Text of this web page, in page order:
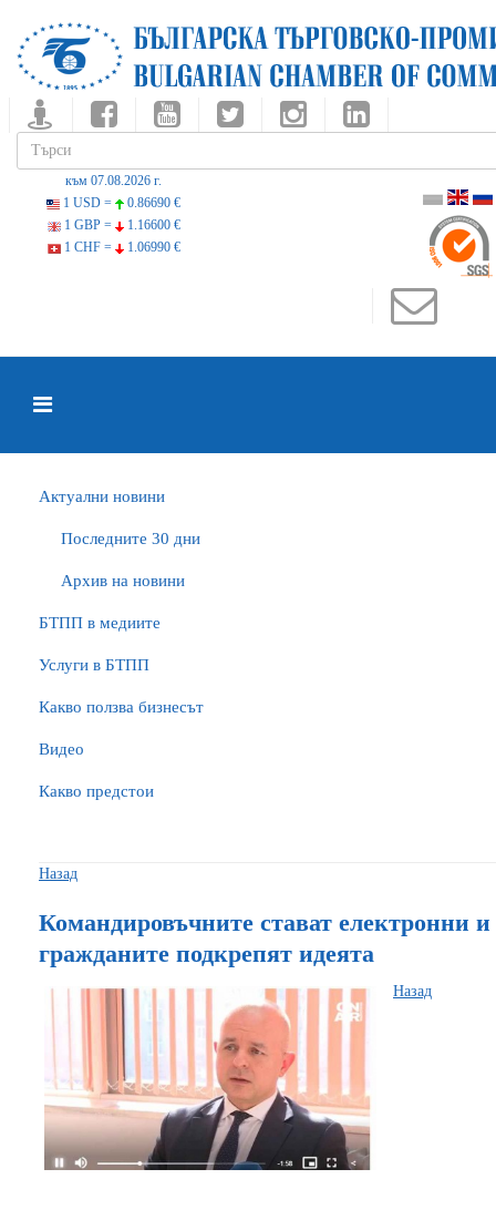
към 07.08.2026 г.
1 USD =
0.86690 €
1 GBP =
1.16600 €
1 CHF =
1.06990 €
Актуални новини
Последните 30 дни
Архив на новини
БTПП в медиите
Услуги в БТПП
Какво ползва бизнесът
Видео
Какво предстои
Назад
Командировъчните стават електронни
гражданите подкрепят идеята
Назад